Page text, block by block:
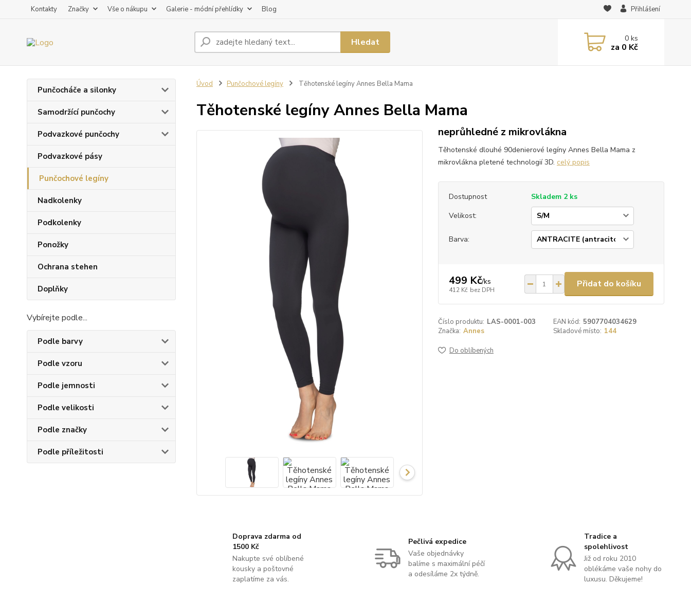
Kontakty Značky Vše o nákupu Galerie - módní přehlídky Blog Přihlášení
Hledat 0ks
za 0 Kč
Punčocháče a silonky
Samodržící punčochy
Podvazkové punčochy
Podvazkové pásy
Punčochové legíny
Nadkolenky
Podkolenky
Ponožky
Ochrana stehen
Doplňky
Vybírejte podle...
Podle barvy
Podle vzoru
Podle jemnosti
Podle velikosti
Podle značky
Podle příležitosti
Úvod Punčochové legíny Těhotenské legíny Annes Bella Mama
Těhotenské legíny Annes Bella Mama
neprůhledné z mikrovlákna
Těhotenské dlouhé 90denierové legíny Annes Bella Mama z
mikrovlákna pletené technologií 3D. celý popis
Dostupnost
Skladem 2 ks
Velikost:
Barva:
499 Kč/ks
412 Kč bez DPH
Přidat do košíku
Číslo produktu: LAS-0001-003 EAN kód: 5907704034629
Značka: Annes Skladové místo: 144
Do oblíbených
Doprava zdarma od
1500 Kč
Nakupte své oblíbené
kousky a poštovné
zaplatíme za vás.
Pečlivá expedice
Vaše objednávky
balíme s maximální péčí
a odesíláme 2x týdně.
Tradice a
spolehlivost
Již od roku 2010
oblékáme vaše nohy do
luxusu. Děkujeme!